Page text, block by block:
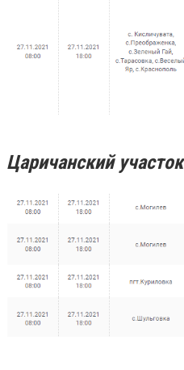
Царичанский участок